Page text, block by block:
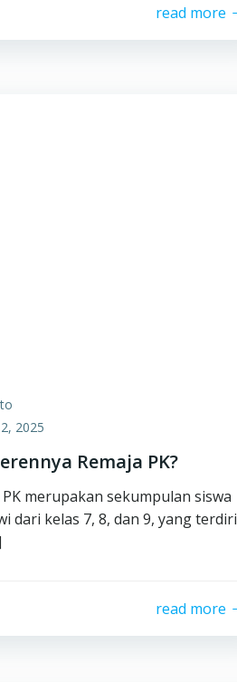
read more
2025
Remaja PK?
PK merupakan sekumpulan siswa
dari kelas 7, 8, dan 9, yang terdiri
read more